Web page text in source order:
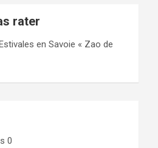
le
rater
en Savoie « Zao de
0